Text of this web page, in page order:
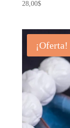
28,00$
¡Oferta!